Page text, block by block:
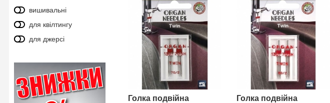
вишивальні
для квілтингу
для джерсі
Голка подвійна
Голка подвійна